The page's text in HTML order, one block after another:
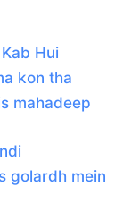
Hui
kon tha
mahadeep
golardh mein